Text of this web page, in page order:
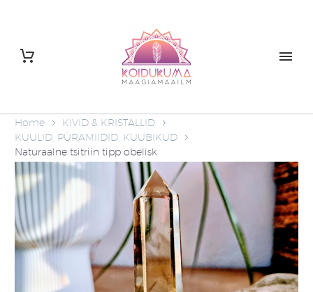
Home
KIVID & KRISTALLID
KUULID, PÜRAMIIDID, KUUBIKUD
Naturaalne tsitriin tipp obelisk